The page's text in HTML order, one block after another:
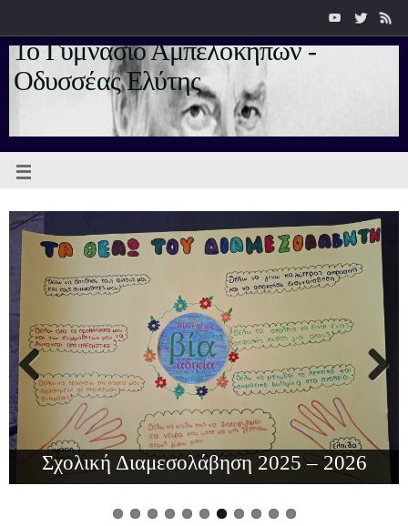
1ο Γυμνάσιο Αμπελοκήπων -
Οδυσσέας Ελύτης
Σχολική Διαμεσολάβηση 2025 – 2026